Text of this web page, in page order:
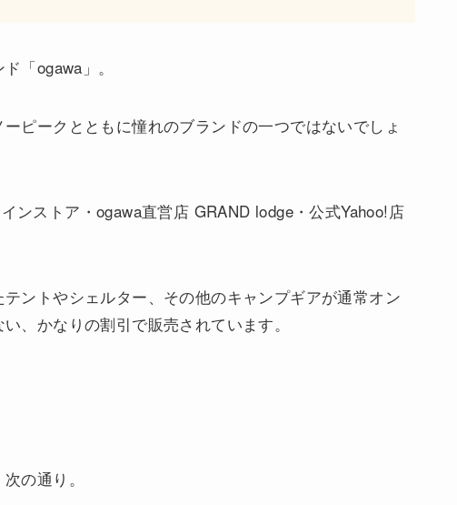
「ogawa」。
ピークとともに憧れのブランドの一つではないでしょ
ンストア・ogawa直営店 GRAND lodge・公式Yahoo!店
ントやシェルター、その他のキャンプギアが通常オン
、かなりの割引で販売されています。
の通り。